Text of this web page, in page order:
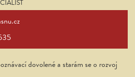
dovolené a starám se o rozvoj